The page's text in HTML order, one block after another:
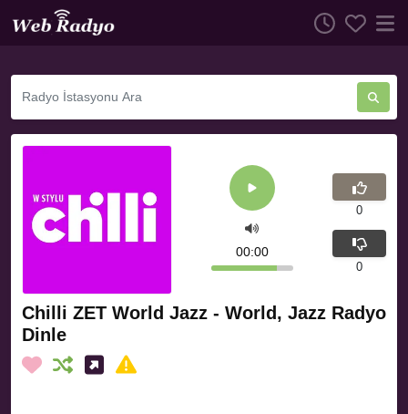
Chilli ZET World Jazz - World, Jazz Radyo
Dinle
00:00
0
0